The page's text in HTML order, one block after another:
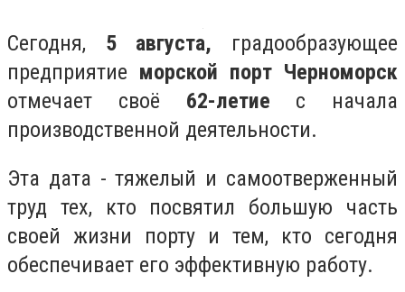
Сегодня, 5 августа, градообразующее
предприятие морской порт Черноморск
отмечает своё 62-летие с начала
производственной деятельности.
Эта дата - тяжелый и самоотверженный
труд тех, кто посвятил большую часть
своей жизни порту и тем, кто сегодня
обеспечивает его эффективную работу.